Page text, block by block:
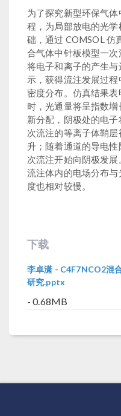
为了探究新型环保气
程，为局部放电的光
础，通过 COMSOL 仿
合气体中针板模型一次
将电子和离子的产生
示，获得流注发展过
密度分布。仿真结果
时，光通量将呈指数
新分配，阴极处的电
次流注的等离子体鞘
升；随着通道的导电
次流注开始向阴极发展
流注体内的电场分布
度也相对较慢。
下载
李卓潇 - C4F7NCO2混
研究.pptx
- 0.68MB